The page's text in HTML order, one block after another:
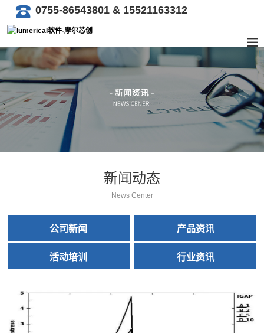
0755-86543801 & 15521163312
新闻动态
News Center
公司新闻 产品资讯
活动培训 行业资讯